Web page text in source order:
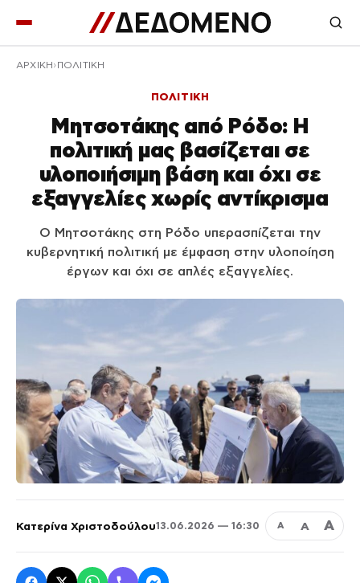
ΑΡΧΙΚΉ ΠΟΛΙΤΙΚΗ
ΠΟΛΙΤΙΚΗ
Μητσοτάκης από Ρόδο: Η
πολιτική μας βασίζεται σε
υλοποιήσιμη βάση και όχι σε
εξαγγελίες χωρίς αντίκρισμα
Ο Μητσοτάκης στη Ρόδο υπερασπίζεται την
κυβερνητική πολιτική με έμφαση στην υλοποίηση
έργων και όχι σε απλές εξαγγελίες.
Κατερίνα Χριστοδούλου13.06.2026 — 16:30 Α Α Α